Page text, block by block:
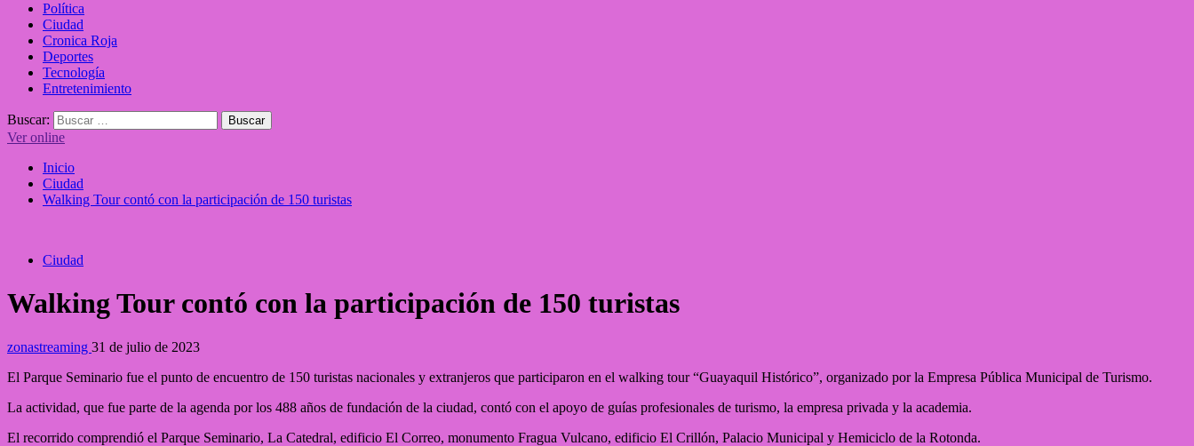
Política
Ciudad
Cronica Roja
Deportes
Tecnología
Entretenimiento
Buscar:
Ver online
Inicio
Ciudad
Walking Tour contó con la participación de 150 turistas
Ciudad
Walking Tour contó con la participación de 150 turistas
zonastreaming 31 de julio de 2023
El Parque Seminario fue el punto de encuentro de 150 turistas nacionales y extranjeros que participaron en el walking tour “Guayaquil Histórico”, organizado por la Empresa Pública Municipal de Turismo.
La actividad, que fue parte de la agenda por los 488 años de fundación de la ciudad, contó con el apoyo de guías profesionales de turismo, la empresa privada y la academia.
El recorrido comprendió el Parque Seminario, La Catedral, edificio El Correo, monumento Fragua Vulcano, edificio El Crillón, Palacio Municipal y Hemiciclo de la Rotonda.